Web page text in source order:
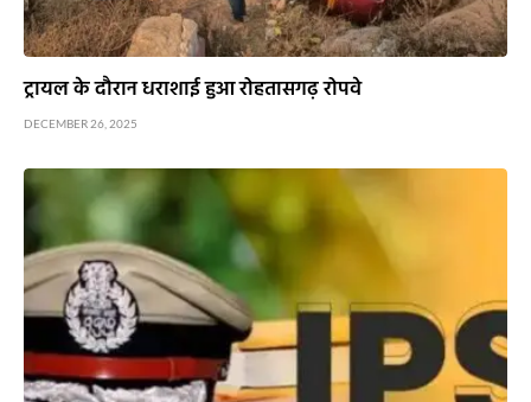
ट्रायल के दौरान धराशाई हुआ रोहतासगढ़ रोपवे
DECEMBER 26, 2025